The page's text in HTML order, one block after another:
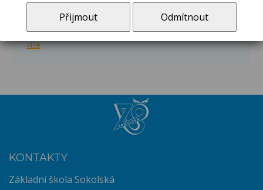
13.-17.7. Survivor - OBSAZENO
20.-24.7. Po indiánské stezce - OBSAZENO
10.8.-14.8. Sportovní hrátky - OBSAZENO
více
KONTAKTY
Základní škola Sokolská
Přijmout Odmítnout